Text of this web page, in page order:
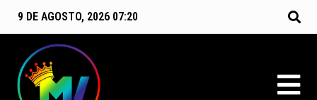
9 DE AGOSTO, 2026 07:20